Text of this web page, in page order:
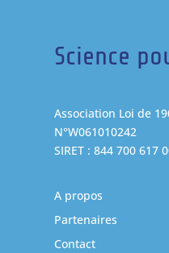
Science
Association Loi de
N°W061010242
SIRET : 844 700 617
A propos
Partenaires
Contact